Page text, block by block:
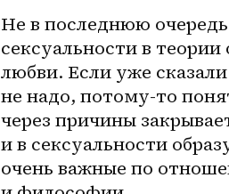
Не в последнюю
сексуальности в
любви. Если уже
не надо, потому-то
через причины
и в сексуальности
очень важные по